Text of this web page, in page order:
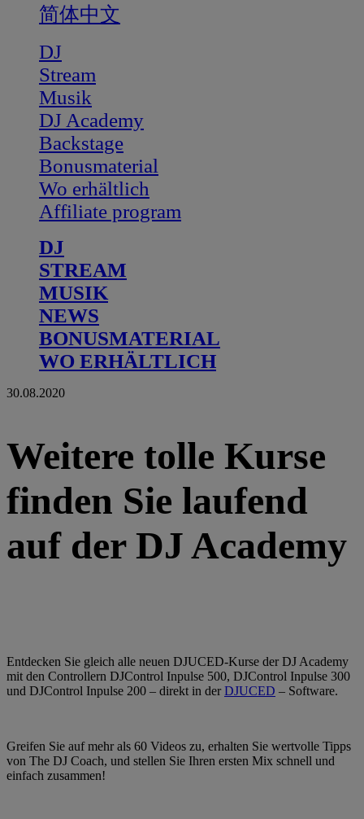
简体中文
DJ
Stream
Musik
DJ Academy
Backstage
Bonusmaterial
Wo erhältlich
Affiliate program
DJ
STREAM
MUSIK
NEWS
BONUSMATERIAL
WO ERHÄLTLICH
30.08.2020
Weitere tolle Kurse
finden Sie laufend
auf der DJ Academy
Entdecken Sie gleich alle neuen DJUCED-Kurse der DJ Academy
mit den Controllern DJControl Inpulse 500, DJControl Inpulse 300
und DJControl Inpulse 200 – direkt in derDJUCED – Software.
Greifen Sie auf mehr als 60 Videos zu, erhalten Sie wertvolle Tipps
von The DJ Coach, und stellen Sie Ihren ersten Mix schnell und
einfach zusammen!